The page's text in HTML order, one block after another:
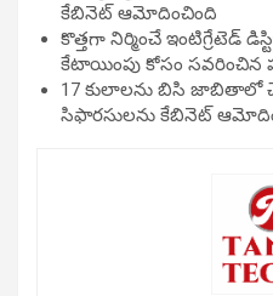
కేబినెట్ ఆమోదించింది
కొత్తగా నిర్మించే ఇంటిగ్రేటెడ్
కేటాయింపు కోసం సవరించిన
17 కులాలను బిసి జాబితాలో
సిఫారసులను కేబినెట్